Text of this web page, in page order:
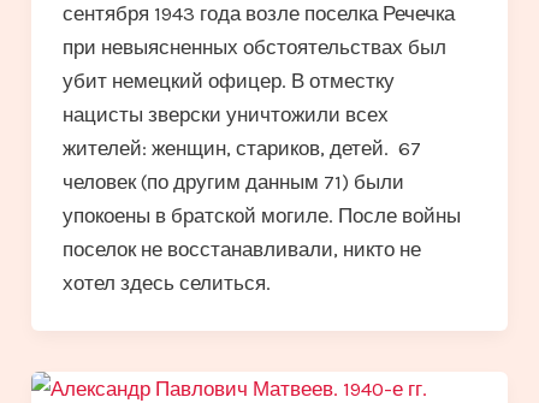
сентября 1943 года возле поселка Речечка
при невыясненных обстоятельствах был
убит немецкий офицер. В отместку
нацисты зверски уничтожили всех
жителей: женщин, стариков, детей. 67
человек (по другим данным 71) были
упокоены в братской могиле. После войны
поселок не восстанавливали, никто не
хотел здесь селиться.